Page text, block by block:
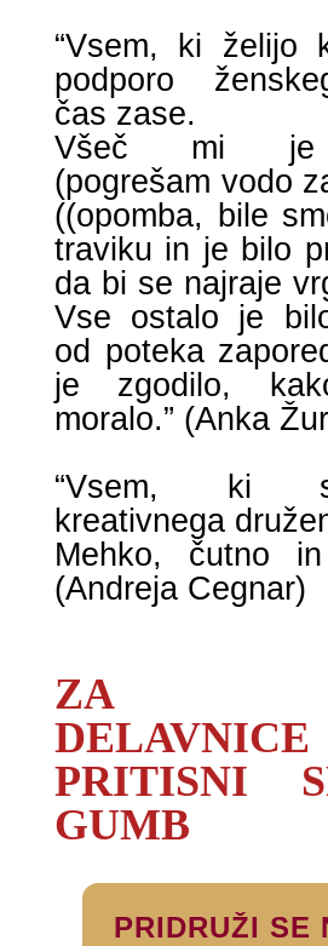
“Vsem, ki želijo
podporo
čas zase.
Všeč mi je
(pogrešam vodo
((opomba, bile
traviku in je bilo
da bi se najraje
Vse ostalo je
od poteka
je zgodilo,
moralo.” (Anka
“Vsem, ki
kreativnega
Mehko, čutno in
(Andreja Cegnar)
ZA
DELAVNICE
PRITISNI
GUMB
PRIDRUŽI SE